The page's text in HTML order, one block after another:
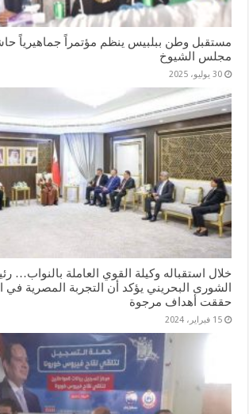
مستقبل وطن ببلبيس ينظم مؤتمراً جماهيرياً
مجلس الشيوخ
30 يوليو، 2025
خلال استقباله وكيلة القوي العاملة
الشورى البحريني يؤكد أن التجربة المصرية في
حققت أهداف مرجوة
15 فبراير، 2024